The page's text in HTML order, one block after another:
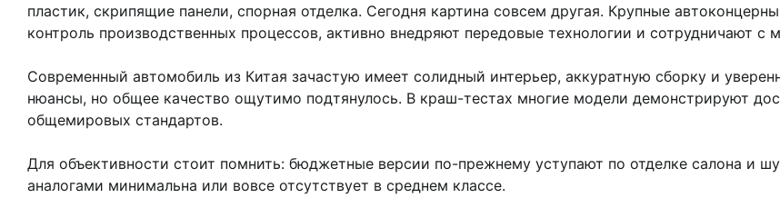
пластик, скрипящие панели, спорная отделка. Сегодня картина совсем другая. Крупные
контроль производственных процессов, активно внедряют передовые технологии и сотрудничают
Современный автомобиль из Китая зачастую имеет солидный интерьер, аккуратную сборку и
нюансы, но общее качество ощутимо подтянулось. В краш-тестах многие модели демонстрируют
общемировых стандартов.
Для объективности стоит помнить: бюджетные версии по-прежнему уступают по отделке салона и
аналогами минимальна или вовсе отсутствует в среднем классе.